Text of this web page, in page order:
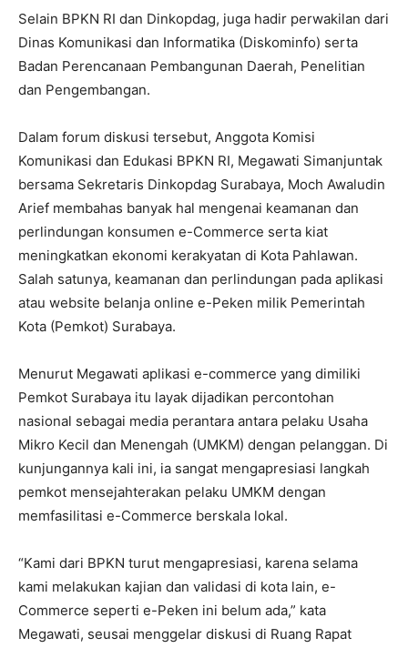
Selain BPKN RI dan Dinkopdag, juga hadir perwakilan dari
Dinas Komunikasi dan Informatika (Diskominfo) serta
Badan Perencanaan Pembangunan Daerah, Penelitian
dan Pengembangan.
Dalam forum diskusi tersebut, Anggota Komisi
Komunikasi dan Edukasi BPKN RI, Megawati Simanjuntak
bersama Sekretaris Dinkopdag Surabaya, Moch Awaludin
Arief membahas banyak hal mengenai keamanan dan
perlindungan konsumen e-Commerce serta kiat
meningkatkan ekonomi kerakyatan di Kota Pahlawan.
Salah satunya, keamanan dan perlindungan pada aplikasi
atau website belanja online e-Peken milik Pemerintah
Kota (Pemkot) Surabaya.
Menurut Megawati aplikasi e-commerce yang dimiliki
Pemkot Surabaya itu layak dijadikan percontohan
nasional sebagai media perantara antara pelaku Usaha
Mikro Kecil dan Menengah (UMKM) dengan pelanggan. Di
kunjungannya kali ini, ia sangat mengapresiasi langkah
pemkot mensejahterakan pelaku UMKM dengan
memfasilitasi e-Commerce berskala lokal.
“Kami dari BPKN turut mengapresiasi, karena selama
kami melakukan kajian dan validasi di kota lain, e-
Commerce seperti e-Peken ini belum ada,” kata
Megawati, seusai menggelar diskusi di Ruang Rapat